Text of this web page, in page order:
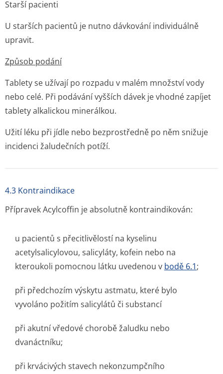
Starší pacienti
U starších pacientů je nutno dávkování individuálně
upravit.
Způsob podání
Tablety se užívají po rozpadu v malém množství vody
nebo celé. Při podávání vyšších dávek je vhodné zapíjet
tablety alkalickou minerálkou.
Užití léku při jídle nebo bezprostředně po něm snižuje
incidenci žaludečních potíží.
4.3 Kontraindikace
Přípravek Acylcoffin je absolutně kontraindikován:
u pacientů s přecitlivělostí na kyselinu
acetylsalicylovou, salicyláty, kofein nebo na
kteroukoli pomocnou látku uvedenou v bodě 6.1;
při předchozím výskytu astmatu, které bylo
vyvoláno požitím salicylátů či substancí
při akutní vředové chorobě žaludku nebo
dvanáctníku;
při krvácivých stavech nekonzumpčního